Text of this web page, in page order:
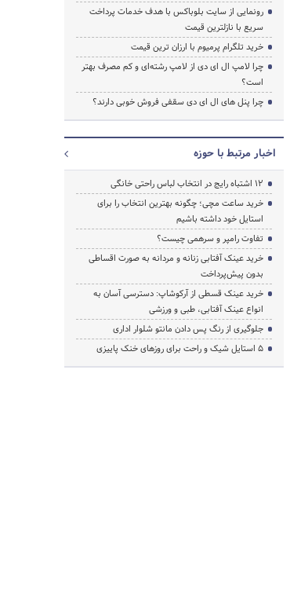
رونمایی از سایت بلوباکس با هدف خدمات پرداخت
سریع با نازلترین قیمت
خرید تلگرام پرمیوم با ارزان ترین قیمت
چرا لامپ ال ای دی از لامپ رشته‌ای و کم مصرف بهتر
است؟
چرا پنل های ال ای دی سقفی فروش خوبی دارند؟
اخبار مرتبط با حوزه
۱۲ اشتباه رایج در انتخاب لباس راحتی خانگی
خرید ساعت مچی؛ چگونه بهترین انتخاب را برای
استایل خود داشته باشیم
تفاوت رامپر و سرهمی چیست؟
خرید عینک آفتابی زنانه و مردانه به صورت اقساطی
بدون پیش‌پرداخت
خرید عینک قسطی از آرکوشاپ: دسترسی آسان به
انواع عینک آفتابی، طبی و ورزشی
جلوگیری از رنگ پس دادن مانتو شلوار اداری
۵ استایل شیک و راحت برای روزهای خنک پاییزی